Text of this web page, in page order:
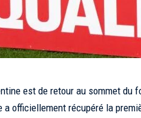
est de retour au sommet
a officiellement récupéré la